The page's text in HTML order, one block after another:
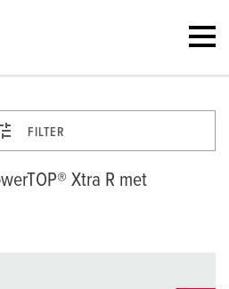
FILTER
Xtra R met